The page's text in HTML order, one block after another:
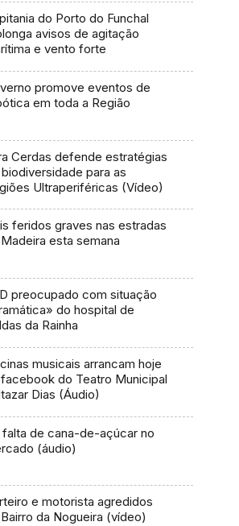
do Porto do Funchal
avisos de agitação
e vento forte
promove eventos de
em toda a Região
Cerdas defende estratégias
para as
Ultraperiféricas (Vídeo)
feridos graves nas estradas
esta semana
preocupado com situação
do hospital de
da Rainha
musicais arrancam hoje
do Teatro Municipal
Dias (Áudio)
falta de cana-de-açúcar no
(áudio)
e motorista agredidos
da Nogueira (vídeo)